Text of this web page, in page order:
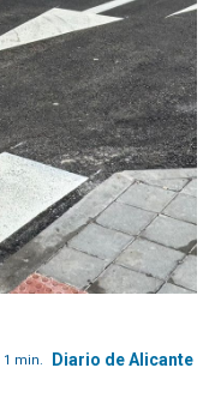
min. Diario de Alicante